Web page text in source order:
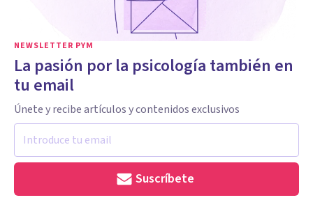
NEWSLETTER PYM
La pasión por la psicología también en
tu email
Únete y recibe artículos y contenidos exclusivos
Suscríbete